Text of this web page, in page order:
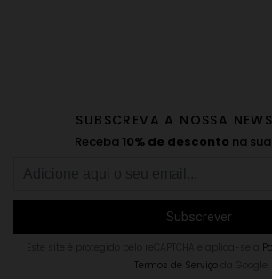
SUBSCREVA A NOSSA
Receba 10% de desconto na
Termos de Serviçoda Google.